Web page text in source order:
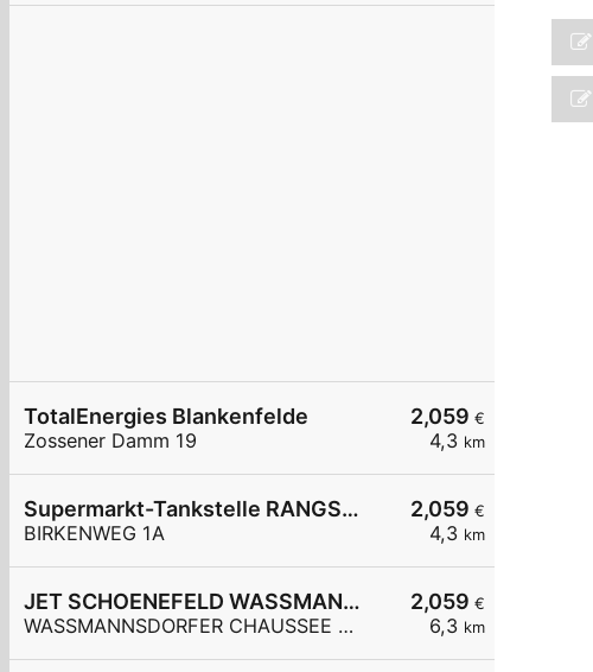
2,059 €
4,3 km
TotalEnergies Blankenfelde
Zossener Damm 19
2,059 €
4,3 km
Supermarkt-Tankstelle RANGSDORF BIRKENWEG 1A
BIRKENWEG 1A
2,059 €
6,3 km
JET SCHOENEFELD WASSMANNSDORFER CHAUSSEE 20
WASSMANNSDORFER CHAUSSEE 20